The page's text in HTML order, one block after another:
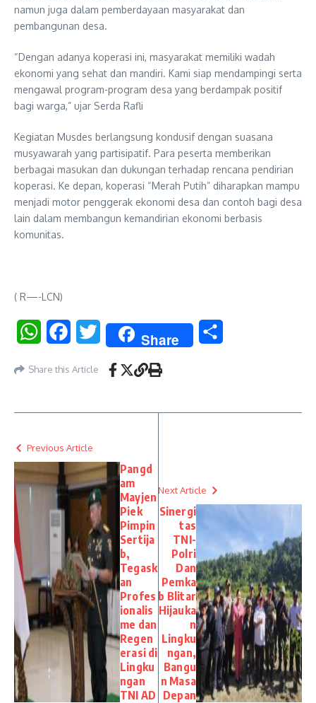
namun juga dalam pemberdayaan masyarakat dan
pembangunan desa.
“Dengan adanya koperasi ini, masyarakat memiliki wadah
ekonomi yang sehat dan mandiri. Kami siap mendampingi serta
mengawal program-program desa yang berdampak positif
bagi warga,” ujar Serda Rafli
Kegiatan Musdes berlangsung kondusif dengan suasana
musyawarah yang partisipatif. Para peserta memberikan
berbagai masukan dan dukungan terhadap rencana pendirian
koperasi. Ke depan, koperasi “Merah Putih” diharapkan mampu
menjadi motor penggerak ekonomi desa dan contoh bagi desa
lain dalam membangun kemandirian ekonomi berbasis
komunitas.
( R—-LCN)
WhatsAppFacebookTwitter Share
Share this Article
Previous Article
Pangd
am
Mayjen
Piek
Pimpin
Sertija
b,
Tegask
an
Profes
ionalis
me dan
Regen
erasi di
Lingku
ngan
TNI AD
Next Article
Sinergi
tas
TNI-
Polri
Dan
Pemka
b Blitar
Hijauka
n
Lingku
ngan,
Bangu
n Masa
Depan